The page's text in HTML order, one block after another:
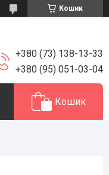
Кошик
+380 (73) 138-13-33
+380 (95) 051-03-04
Кошик